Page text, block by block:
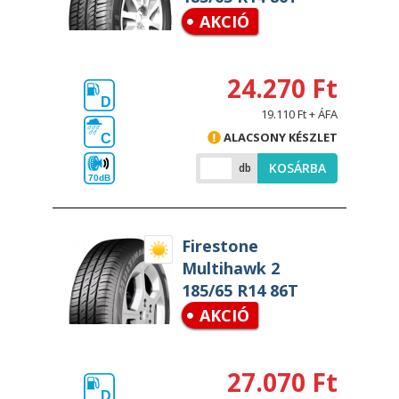
AKCIÓ
D
C
70dB
24.270 Ft
19.110 Ft + ÁFA
ALACSONY KÉSZLET
db KOSÁRBA
Firestone
Multihawk 2
185/65 R14 86T
AKCIÓ
D 27.070 Ft